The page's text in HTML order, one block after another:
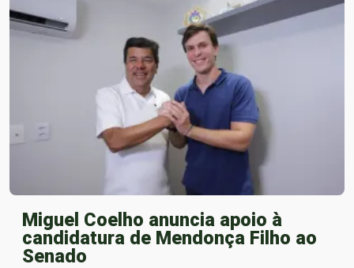
Miguel Coelho anuncia apoio à
candidatura de Mendonça Filho ao
Senado